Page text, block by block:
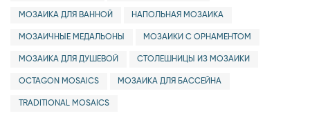
МОЗАИКА ДЛЯ ВАННОЙ НАПОЛЬНАЯ МОЗАИКА
МОЗАИЧНЫЕ МЕДАЛЬОНЫ МОЗАИКИ С ОРНАМЕНТОМ
МОЗАИКА ДЛЯ ДУШЕВОЙ СТОЛЕШНИЦЫ ИЗ МОЗАИКИ
OCTAGON MOSAICS МОЗАИКА ДЛЯ БАССЕЙНА
TRADITIONAL MOSAICS